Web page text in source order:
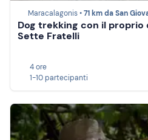
Maracalagonis •71 km da San
Dog trekking con il proprio
Sette Fratelli
4 ore
1-10 partecipanti